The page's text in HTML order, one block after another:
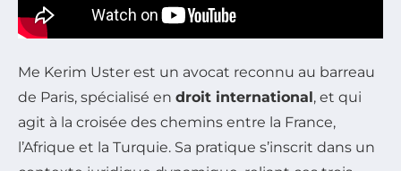
Me Kerim Uster est un avocat reconnu au barreau
de Paris, spécialisé en droit international, et qui
agit à la croisée des chemins entre la France,
l’Afrique et la Turquie. Sa pratique s’inscrit dans un